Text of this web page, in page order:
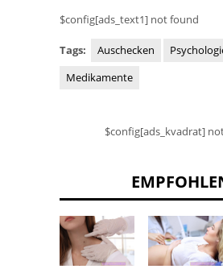
$config[ads_text1] not found
Tags: Auschecken
Medikamente
$config[ads_kvadrat]